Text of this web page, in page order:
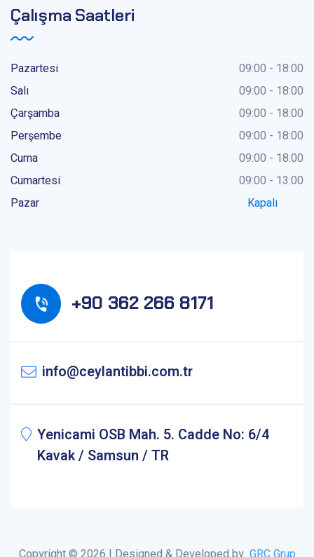
Çalışma Saatleri
Pazartesi
09:00 - 18:00
Salı
09:00 - 18:00
Çarşamba
09:00 - 18:00
Perşembe
09:00 - 18:00
Cuma
09:00 - 18:00
Cumartesi
09:00 - 13:00
Pazar
Kapalı
+90 362 266 8171
info@ceylantibbi.com.tr
Yenicami OSB Mah. 5. Cadde No: 6/4
Kavak / Samsun / TR